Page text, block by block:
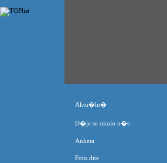
Aktu�ln�
D�je se okolo n�s
Anketa
Foto dne